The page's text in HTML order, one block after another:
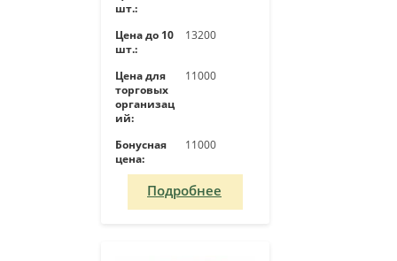
шт.:
Цена до 10
шт.:
13200
Цена для
торговых
организац
ий:
11000
Бонусная
цена:
11000
Подробнее